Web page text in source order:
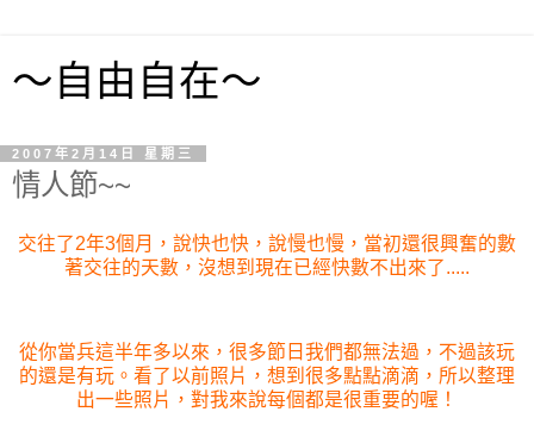
～自由自在～
2007年2月14日 星期三
情人節~~
交往了2年3個月，說快也快，說慢也慢，當初還很興奮的數
著交往的天數，沒想到現在已經快數不出來了.....
從你當兵這半年多以來，很多節日我們都無法過，不過該玩
的還是有玩。看了以前照片，想到很多點點滴滴，所以整理
出一些照片，對我來說每個都是很重要的喔！